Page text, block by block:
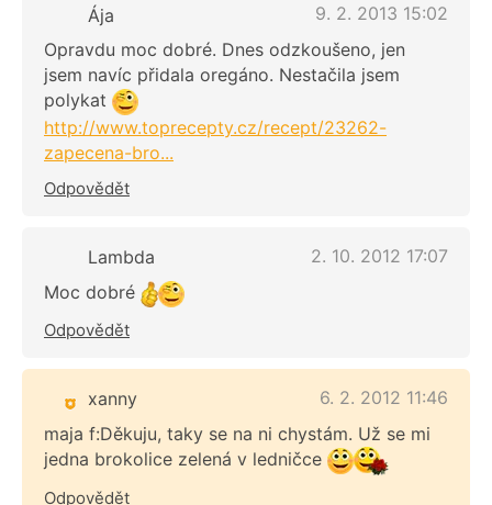
Ája
9. 2. 2013 15:02
Opravdu moc dobré. Dnes odzkoušeno, jen
jsem navíc přidala oregáno. Nestačila jsem
polykat
http://www.toprecepty.cz/recept/23262-
zapecena-bro...
Odpovědět
Lambda
2. 10. 2012 17:07
Moc dobré
Odpovědět
xanny
6. 2. 2012 11:46
maja f:Děkuju, taky se na ni chystám. Už se mi
jedna brokolice zelená v ledničce
Odpovědět